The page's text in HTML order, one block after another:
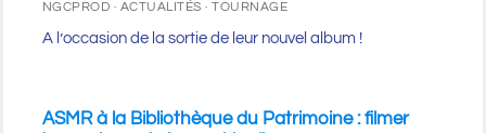
NGCPROD · ACTUALITÉS · TOURNAGE
A l’occasion de la sortie de leur nouvel album !
ASMR à la Bibliothèque du Patrimoine : filmer